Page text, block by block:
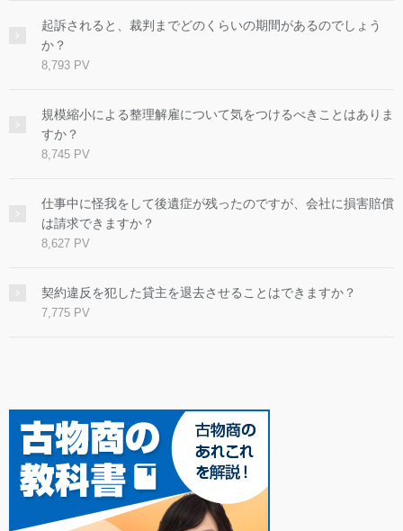
起訴されると、裁判までどのくらいの期間があるのでしょう
か？
8,793 PV
規模縮小による整理解雇について気をつけるべきことはありま
すか？
8,745 PV
仕事中に怪我をして後遺症が残ったのですが、会社に損害賠償
は請求できますか？
8,627 PV
契約違反を犯した貸主を退去させることはできますか？
7,775 PV